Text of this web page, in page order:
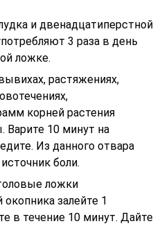
и двенадцатиперстной
3 раза в день
ложке.
растяжениях,
корней растения
Варите 10 минут на
Из данного отвара
боли.
ложки
залейте 1
в течение 10 минут. Дайте